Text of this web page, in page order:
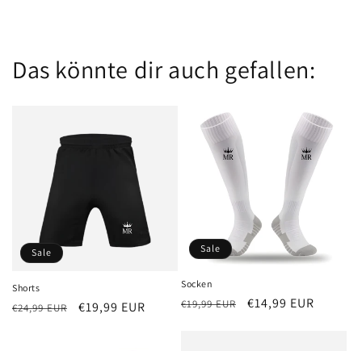
Das könnte dir auch gefallen:
Sale
Shorts
Normaler
€24,99 EUR Verkaufspreis
€19,99 EUR
Sale
Socken
Normaler
€19,99 EUR Verkaufspreis
€14,99 EUR